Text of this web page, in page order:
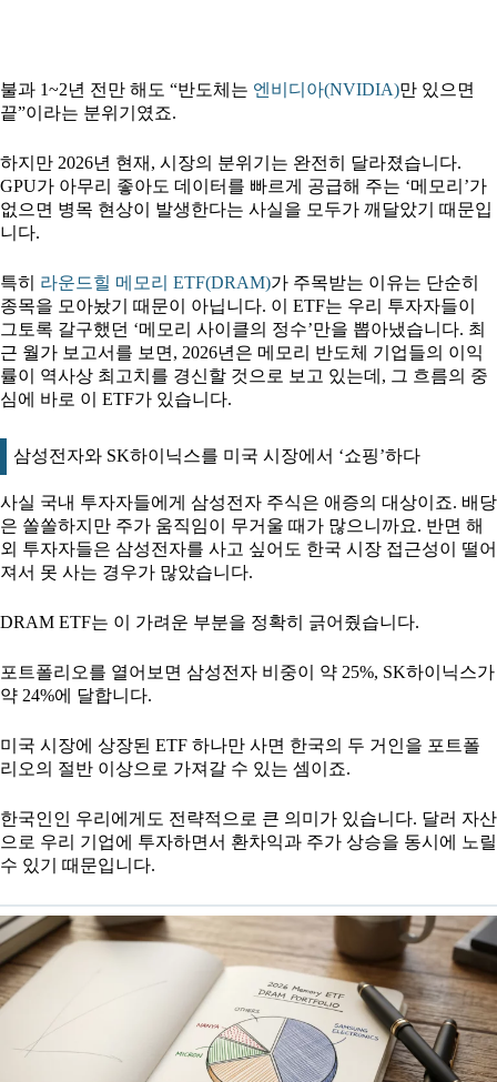
불과 1~2년 전만 해도 “반도체는 엔비디아(NVIDIA)만 있으면
끝”이라는 분위기였죠.
하지만 2026년 현재, 시장의 분위기는 완전히 달라졌습니다.
GPU가 아무리 좋아도 데이터를 빠르게 공급해 주는 ‘메모리’가
없으면 병목 현상이 발생한다는 사실을 모두가 깨달았기 때문입
니다.
특히 라운드힐 메모리 ETF(DRAM)가 주목받는 이유는 단순히
종목을 모아놨기 때문이 아닙니다. 이 ETF는 우리 투자자들이
그토록 갈구했던 ‘메모리 사이클의 정수’만을 뽑아냈습니다. 최
근 월가 보고서를 보면, 2026년은 메모리 반도체 기업들의 이익
률이 역사상 최고치를 경신할 것으로 보고 있는데, 그 흐름의 중
심에 바로 이 ETF가 있습니다.
삼성전자와 SK하이닉스를 미국 시장에서 ‘쇼핑’하다
사실 국내 투자자들에게 삼성전자 주식은 애증의 대상이죠. 배당
은 쏠쏠하지만 주가 움직임이 무거울 때가 많으니까요. 반면 해
외 투자자들은 삼성전자를 사고 싶어도 한국 시장 접근성이 떨어
져서 못 사는 경우가 많았습니다.
DRAM ETF는 이 가려운 부분을 정확히 긁어줬습니다.
포트폴리오를 열어보면 삼성전자 비중이 약 25%, SK하이닉스가
약 24%에 달합니다.
미국 시장에 상장된 ETF 하나만 사면 한국의 두 거인을 포트폴
리오의 절반 이상으로 가져갈 수 있는 셈이죠.
한국인인 우리에게도 전략적으로 큰 의미가 있습니다. 달러 자산
으로 우리 기업에 투자하면서 환차익과 주가 상승을 동시에 노릴
수 있기 때문입니다.